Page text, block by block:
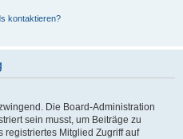
kontaktieren?
Die Board-Administration
sein musst, um Beiträge zu
registriertes Mitglied Zugriff auf